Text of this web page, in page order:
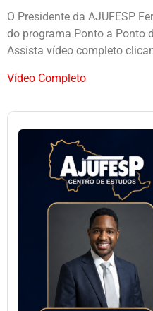
O Presidente da AJUFESP
do programa Ponto a Ponto
Assista vídeo completo
Vídeo Completo